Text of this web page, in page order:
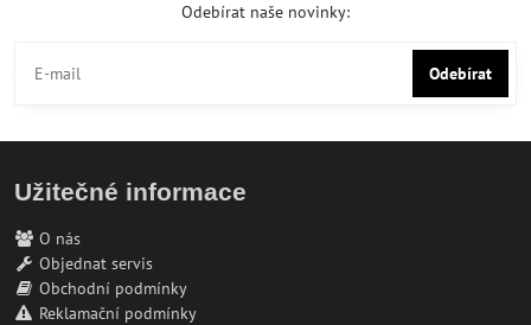
Odebírat naše novinky:
Odebírat
Užitečné informace
O nás
Objednat servis
Obchodní podmínky
Reklamační podmínky